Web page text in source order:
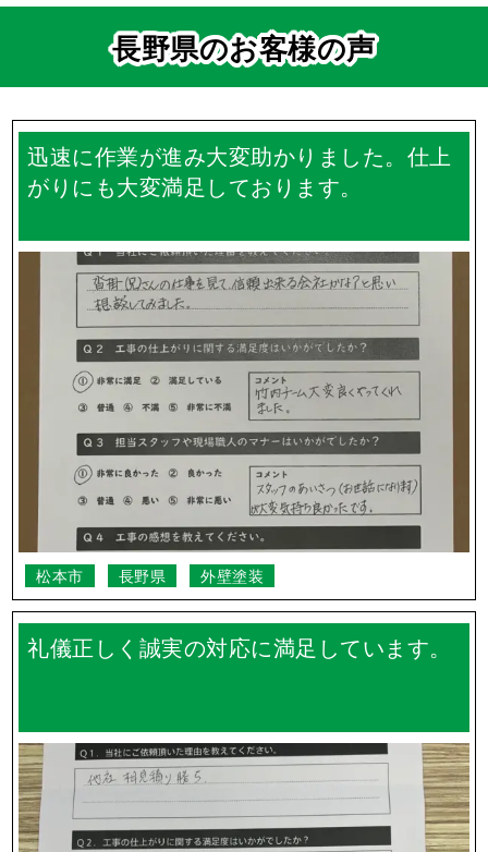
ご近所の方に挨拶って行ってもらえるの？
Q.実際の工事期間はどのくらいですか？
長野県のお客様の声
迅速に作業が進み大変助かりました。仕上
がりにも大変満足しております。
松本市 長野県 外壁塗装